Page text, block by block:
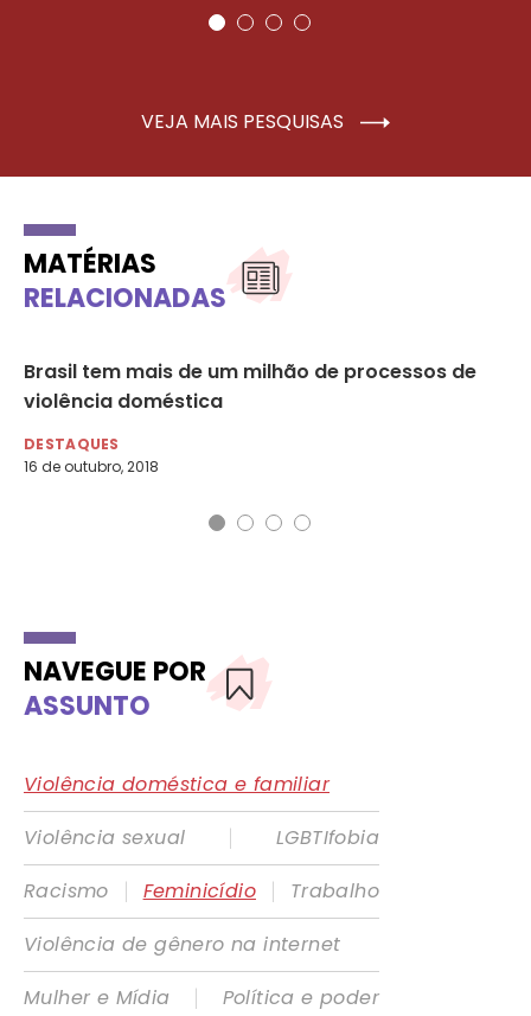
VEJA MAIS PESQUISAS
MATÉRIAS
RELACIONADAS
Brasil tem mais de um milhão de processos de
violência doméstica
DESTAQUES
16 de outubro, 2018
NAVEGUE POR
ASSUNTO
Violência doméstica e familiar
Violência sexual
|
LGBTIfobia
Racismo
| Feminicídio |
Trabalho
Violência de gênero na internet
Mulher e Mídia
|
Política e poder